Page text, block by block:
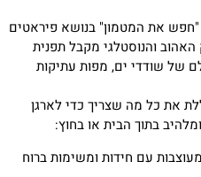
את המטמון" בנושא פיראטים
והנוסטלגי מקבל תפנית
של שודדי ים, מפות עתיקות
את כל מה שצריך כדי לארגן
בתוך הבית או בחוץ:
עם חידות ומשימות ברוח